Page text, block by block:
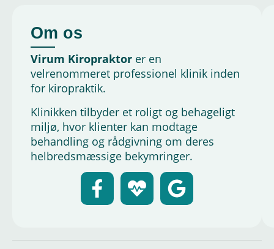
Om os
Virum Kiropraktor er en
velrenommeret professionel klinik inden
for kiropraktik.
Klinikken tilbyder et roligt og behageligt
miljø, hvor klienter kan modtage
behandling og rådgivning om deres
helbredsmæssige bekymringer.